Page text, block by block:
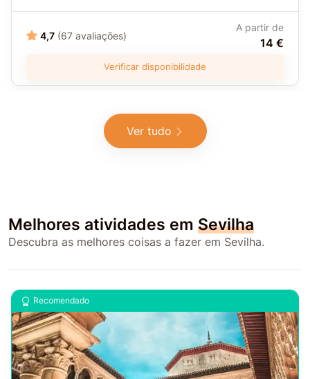
4,7 (67 avaliações)
A partir de
14 €
Verificar disponibilidade
Ver tudo
Melhores atividades em Sevilha
Descubra as melhores coisas a fazer em Sevilha.
Recomendado